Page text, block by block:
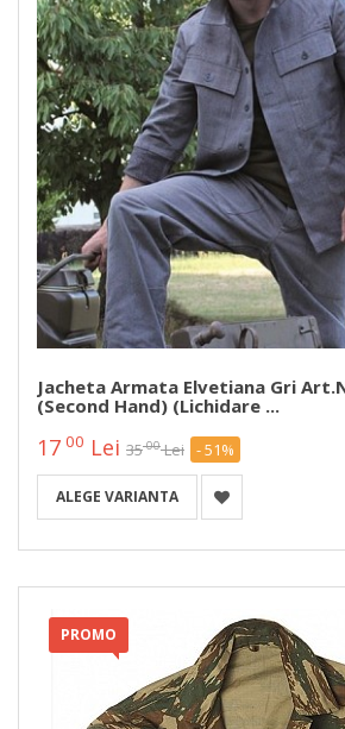
Jacheta Armata Elvetiana Gri
(second Hand) (Lichidare ...
17 00 Lei 3500 Lei - 51%
ALEGE VARIANTA
PROMO